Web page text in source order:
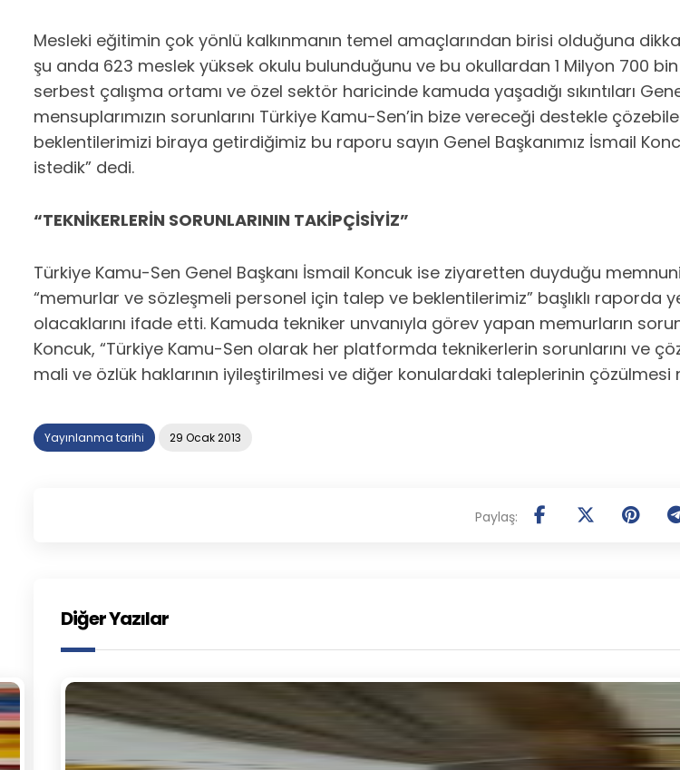
Mesleki eğitimin çok yönlü kalkınmanın temel amaçlarından birisi olduğuna
şu anda 623 meslek yüksek okulu bulunduğunu ve bu okullardan 1 Milyon 700
serbest çalışma ortamı ve özel sektör haricinde kamuda yaşadığı sıkıntıları
mensuplarımızın sorunlarını Türkiye Kamu-Sen’in bize vereceği destekle
beklentilerimizi biraya getirdiğimiz bu raporu sayın Genel Başkanımız İsmail
istedik” dedi.
“TEKNİKERLERİN SORUNLARININ TAKİPÇİSİYİZ”
Türkiye Kamu-Sen Genel Başkanı İsmail Koncuk ise ziyaretten duyduğu
“memurlar ve sözleşmeli personel için talep ve beklentilerimiz” başlıklı
olacaklarını ifade etti. Kamuda tekniker unvanıyla görev yapan memurların
Koncuk, “Türkiye Kamu-Sen olarak her platformda teknikerlerin sorunlarını ve
mali ve özlük haklarının iyileştirilmesi ve diğer konulardaki taleplerinin
Yayınlanma tarihi 29 Ocak 2013
Diğer Yazılar